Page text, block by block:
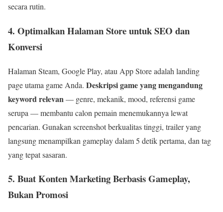
secara rutin.
4. Optimalkan Halaman Store untuk SEO dan
Konversi
Halaman Steam, Google Play, atau App Store adalah landing
page utama game Anda. Deskripsi game yang mengandung
keyword relevan— genre, mekanik, mood, referensi game
serupa — membantu calon pemain menemukannya lewat
pencarian. Gunakan screenshot berkualitas tinggi, trailer yang
langsung menampilkan gameplay dalam 5 detik pertama, dan tag
yang tepat sasaran.
5. Buat Konten Marketing Berbasis Gameplay,
Bukan Promosi